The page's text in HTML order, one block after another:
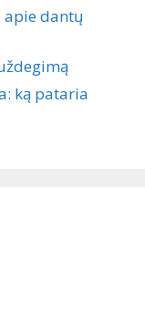
apie dantų
ką pataria